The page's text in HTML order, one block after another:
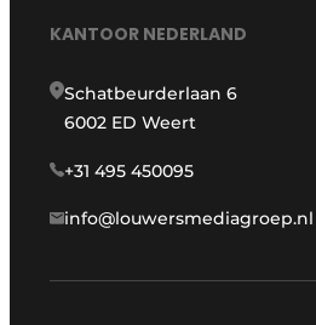
KANTOOR NEDERLAND
Schatbeurderlaan 6
6002 ED Weert
+31 495 450095
info@louwersmediagroep.nl